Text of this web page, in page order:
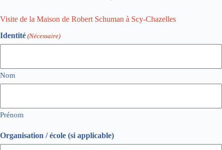
Visite de la Maison de Robert Schuman à Scy-Chazelles
Identité (Nécessaire)
Nom
Prénom
Organisation / école (si applicable)